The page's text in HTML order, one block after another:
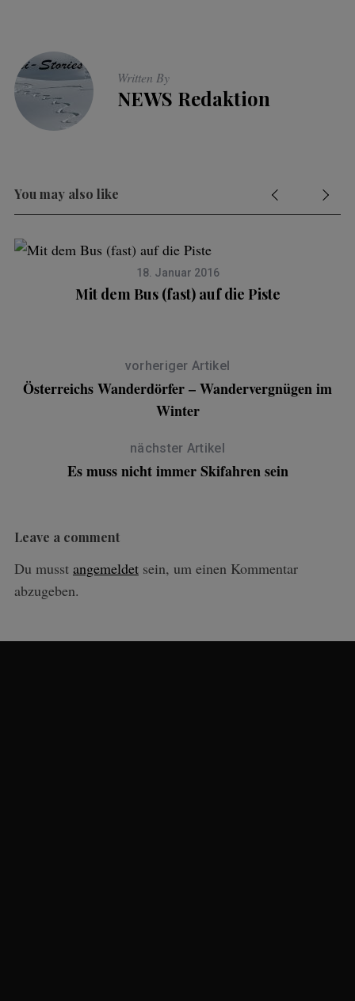
Written By
NEWS Redaktion
You may also like
18. Januar 2016
Mit dem Bus (fast) auf die Piste
vorheriger Artikel
Österreichs Wanderdörfer – Wandervergnügen im
Winter
nächster Artikel
Es muss nicht immer Skifahren sein
Leave a comment
Du musst angemeldetsein, um einen Kommentar
abzugeben.